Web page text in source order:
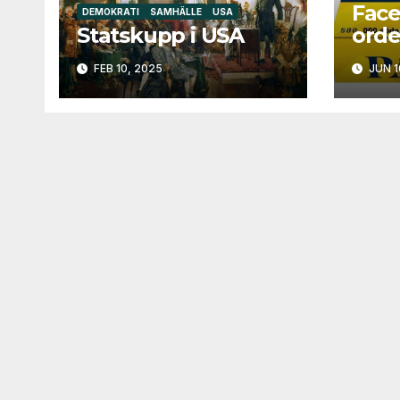
DEMOKRATI SAMHÄLLE USA
Statskupp i USA
FEB 10, 2025 JUN